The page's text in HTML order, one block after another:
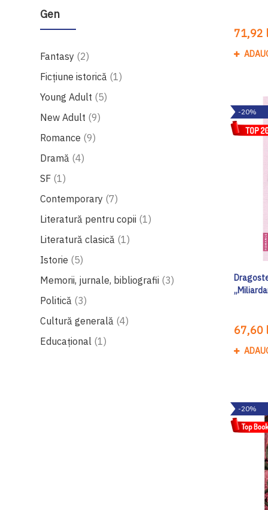
Gen
Fantasy 2produse
Ficțiune istorică
1produs
Young Adult
5produse
New Adult 9produse
Romance 9produse
Dramă
4produse
SF 1produs
Contemporary 7produse
Literatură pentru copii 1produs
Literatură clasică
1produs
Istorie
5produse
Memorii, jurnale, bibliografii 3produse
Politică
3produse
Cultură generală
4produse
Educațional 1produs
71,92
-20%
67,60
-20%